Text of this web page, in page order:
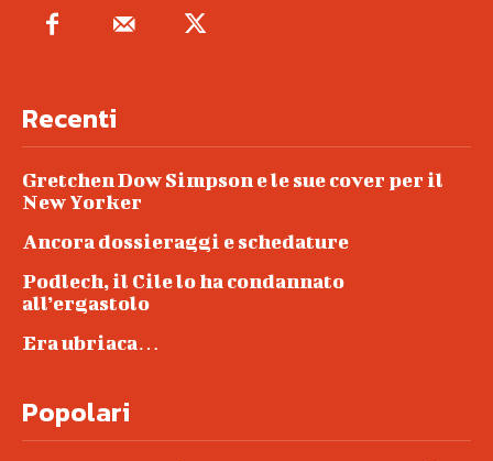
Recenti
Gretchen Dow Simpson e le sue cover per il
New Yorker
Ancora dossieraggi e schedature
Podlech, il Cile lo ha condannato
all’ergastolo
Era ubriaca…
Popolari